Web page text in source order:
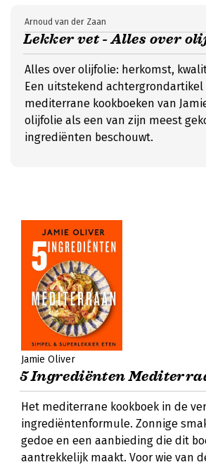
Lekker vet - Alles over
Arnoud van der Zaan
Alles over olijfolie: herkomst,
Een uitstekend achtergrondartikel
mediterrane kookboeken van
olijfolie als een van zijn meest
ingrediënten beschouwt.
Jamie Oliver
5 Ingrediënten
Het mediterrane kookboek in de
ingrediëntenformule. Zonnige
gedoe en een aanbieding die dit
aantrekkelijk maakt. Voor wie van